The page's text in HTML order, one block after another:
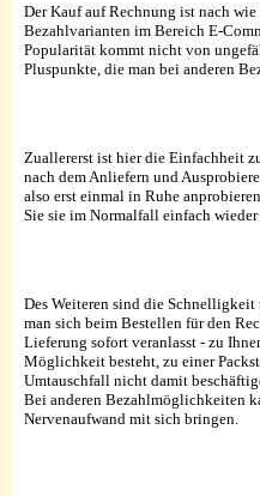
Der Kauf auf Rechnung ist nach
Bezahlvarianten im Bereich E-
Popularität kommt nicht von
Pluspunkte, die man bei anderen
Zuallererst ist hier die Einfachheit
nach dem Anliefern und
also erst einmal in Ruhe
Sie sie im Normalfall einfach wieder
Des Weiteren sind die
man sich beim Bestellen für den
Lieferung sofort veranlasst - zu
Möglichkeit besteht, zu einer
Umtauschfall nicht damit
Bei anderen Bezahlmöglichkeiten
Nervenaufwand mit sich bringen.